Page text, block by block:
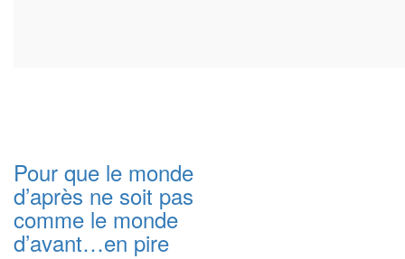
Pour que le monde
d’après ne soit pas
comme le monde
d’avant…en pire